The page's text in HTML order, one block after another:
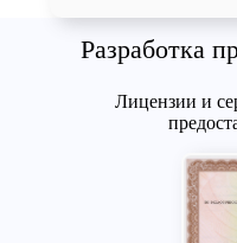
Разработка
Лицензии и